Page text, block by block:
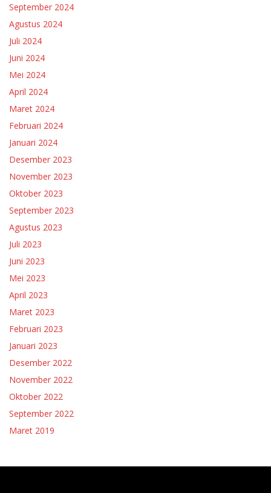
September 2024
Agustus 2024
Juli 2024
Juni 2024
Mei 2024
April 2024
Maret 2024
Februari 2024
Januari 2024
Desember 2023
November 2023
Oktober 2023
September 2023
Agustus 2023
Juli 2023
Juni 2023
Mei 2023
April 2023
Maret 2023
Februari 2023
Januari 2023
Desember 2022
November 2022
Oktober 2022
September 2022
Maret 2019